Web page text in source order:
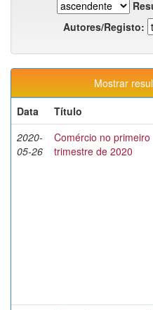
Autores/Registo:
Mostrar
Data
Título
2020-
05-26
Comércio no primeiro
trimestre de 2020